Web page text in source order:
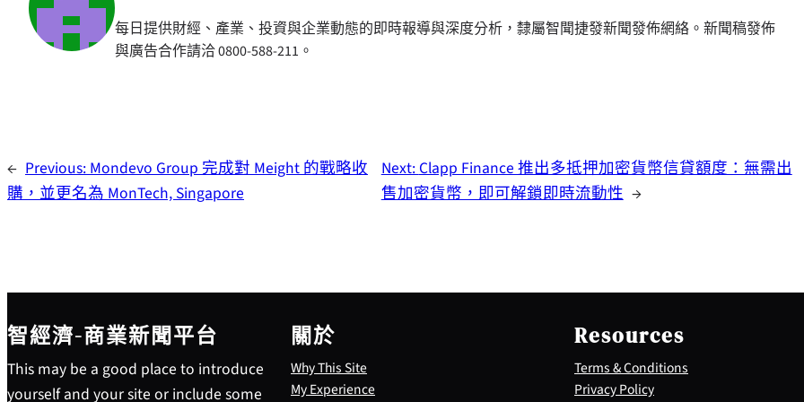
每日提供財經、產業、投資與企業動態的即時報導與深度分析，隸屬智聞捷發新聞發佈網絡。新聞稿發佈
與廣告合作請洽 0800-588-211。
← Previous: Mondevo Group 完成對 Meight 的戰略收
購，並更名為 MonTech, Singapore
Next: Clapp Finance 推出多抵押加密貨幣信貸額度：無需出
售加密貨幣，即可解鎖即時流動性 →
智經濟-商業新聞平台
This may be a good place to introduce
yourself and your site or include some
關於
Why This Site
My Experience
Resources
Terms & Conditions
Privacy Policy